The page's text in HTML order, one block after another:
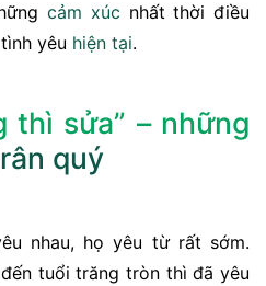
cảm xúc nhất thời điều
yêu hiện tại.
thì sửa” – những
quý
nhau, họ yêu từ rất sớm.
tuổi trăng tròn thì đã yêu